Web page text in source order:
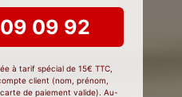
09 92
à tarif spécial de 15€ TTC,
client (nom, prénom,
de paiement valide). Au-